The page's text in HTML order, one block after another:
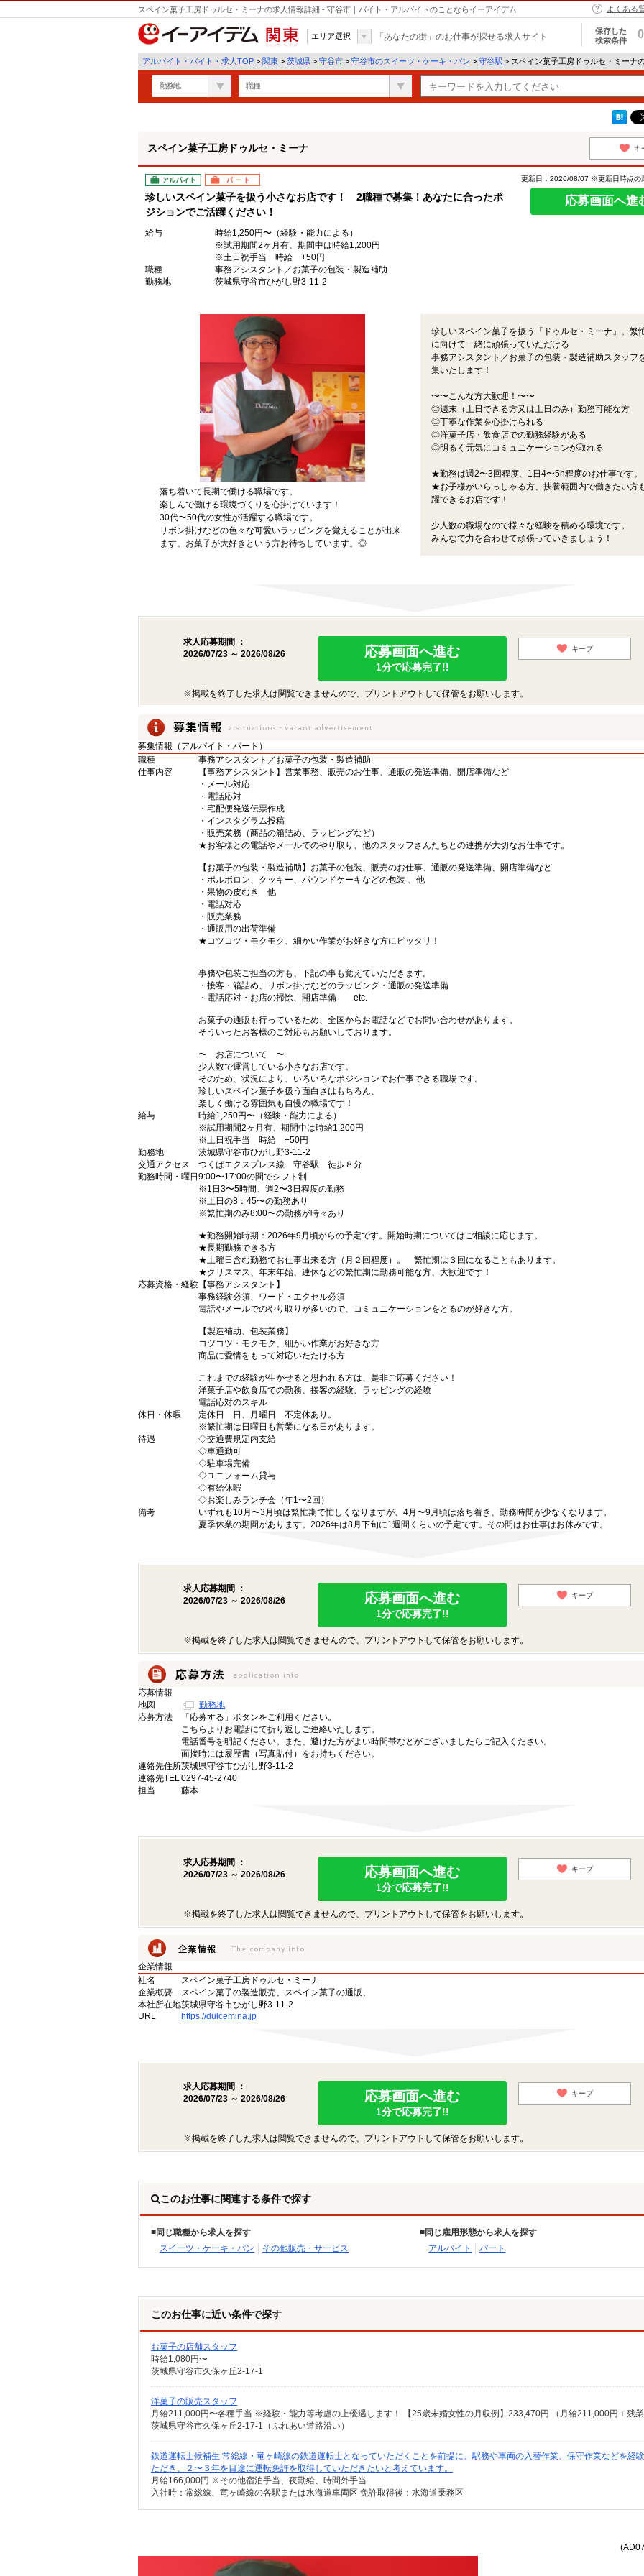
スペイン菓子工房ドゥルセ・ミーナの求人情報詳細 - 守谷市｜バイト・アルバイトのことならイーアイデム よくある
関東
エリア選択 「あなたの街」のお仕事が探せる求人サイト
保存した
検索条件
0
アルバイト・バイト・求人TOP > 関東 > 茨城県 > 守谷市 > 守谷市のスイーツ・ケーキ・パン > 守谷駅 > スペイン菓子工房ドゥルセ・ミーナ
勤務地 職種
スペイン菓子工房ドゥルセ・ミーナ キ
アルバイト パート
珍しいスペイン菓子を扱う小さなお店です！ 2職種で募集！あなたに合ったポ
ジションでご活躍ください！
更新日：2026/08/07 ※更新日時点の
応募画面へ進
給与
時給1,250円〜（経験・能力による）
※試用期間2ヶ月有、期間中は時給1,200円
※土日祝手当 時給 +50円
職種
事務アシスタント／お菓子の包装・製造補助
勤務地
茨城県守谷市ひがし野3-11-2
落ち着いて長期で働ける職場です。
楽しんで働ける環境づくりを心掛けています！
30代〜50代の女性が活躍する職場です。
リボン掛けなどの色々な可愛いラッピングを覚えることが出来
ます。お菓子が大好きという方お待ちしています。◎
珍しいスペイン菓子を扱う「ドゥルセ・ミーナ」。繁
に向けて一緒に頑張っていただける
事務アシスタント／お菓子の包装・製造補助スタッフ
集いたします！
〜〜こんな方大歓迎！〜〜
◎週末（土日できる方又は土日のみ）勤務可能な方
◎丁寧な作業を心掛けられる
◎洋菓子店・飲食店での勤務経験がある
◎明るく元気にコミュニケーションが取れる
★勤務は週2〜3回程度、1日4〜5h程度のお仕事です。
★お子様がいらっしゃる方、扶養範囲内で働きたい方
躍できるお店です！
少人数の職場なので様々な経験を積める環境です。
みんなで力を合わせて頑張っていきましょう！
求人応募期間 ：
2026/07/23 ～ 2026/08/26
応募画面へ進む
1分で応募完了!!
キープ
※掲載を終了した求人は閲覧できませんので、プリントアウトして保管をお願いします。
募集情報（アルバイト・パート）
職種
事務アシスタント／お菓子の包装・製造補助
仕事内容
【事務アシスタント】営業事務、販売のお仕事、通販の発送準備、開店準備など
・メール対応
・電話応対
・宅配便発送伝票作成
・インスタグラム投稿
・販売業務（商品の箱詰め、ラッピングなど）
★お客様との電話やメールでのやり取り、他のスタッフさんたちとの連携が大切なお仕事です。
【お菓子の包装・製造補助】お菓子の包装、販売のお仕事、通販の発送準備、開店準備など
・ポルボロン、クッキー、パウンドケーキなどの包装 、他
・果物の皮むき 他
・電話対応
・販売業務
・通販用の出荷準備
★コツコツ・モクモク、細かい作業がお好きな方にピッタリ！
事務や包装ご担当の方も、下記の事も覚えていただきます。
・接客・箱詰め、リボン掛けなどのラッピング・通販の発送準備
・電話応対・お店の掃除、開店準備 etc.
お菓子の通販も行っているため、全国からお電話などでお問い合わせがあります。
そういったお客様のご対応もお願いしております。
〜 お店について 〜
少人数で運営している小さなお店です。
そのため、状況により、いろいろなポジションでお仕事できる職場です。
珍しいスペイン菓子を扱う面白さはもちろん、
楽しく働ける雰囲気も自慢の職場です！
給与
時給1,250円〜（経験・能力による）
※試用期間2ヶ月有、期間中は時給1,200円
※土日祝手当 時給 +50円
勤務地
茨城県守谷市ひがし野3-11-2
交通アクセス
つくばエクスプレス線 守谷駅 徒歩８分
勤務時間・曜日 9:00〜17:00の間でシフト制
※1日3〜5時間、週2〜3日程度の勤務
※土日の8：45〜の勤務あり
※繁忙期のみ8:00〜の勤務が時々あり
★勤務開始時期：2026年9月頃からの予定です。開始時期についてはご相談に応じます。
★長期勤務できる方
★土曜日含む勤務でお仕事出来る方（月２回程度）。 繁忙期は３回になることもあります。
★クリスマス、年末年始、連休などの繁忙期に勤務可能な方、大歓迎です！
応募資格・経験 【事務アシスタント】
事務経験必須、ワード・エクセル必須
電話やメールでのやり取りが多いので、コミュニケーションをとるのが好きな方。
【製造補助、包装業務】
コツコツ・モクモク、細かい作業がお好きな方
商品に愛情をもって対応いただける方
これまでの経験が生かせると思われる方は、是非ご応募ください！
洋菓子店や飲食店での勤務、接客の経験、ラッピングの経験
電話応対のスキル
休日・休暇
定休日 日、月曜日 不定休あり。
※繁忙期は日曜日も営業になる日があります。
待遇
◇交通費規定内支給
◇車通勤可
◇駐車場完備
◇ユニフォーム貸与
◇有給休暇
◇お楽しみランチ会（年1〜2回）
備考
いずれも10月〜3月頃は繁忙期で忙しくなりますが、4月〜9月頃は落ち着き、勤務時間が少なくなります。
夏季休業の期間があります。2026年は8月下旬に1週間くらいの予定です。その間はお仕事はお休みです。
求人応募期間 ：
2026/07/23 ～ 2026/08/26
応募画面へ進む
1分で応募完了!!
キープ
※掲載を終了した求人は閲覧できませんので、プリントアウトして保管をお願いします。
応募情報
地図
勤務地
応募方法
「応募する」ボタンをご利用ください。
こちらよりお電話にて折り返しご連絡いたします。
電話番号を明記ください。また、避けた方がよい時間帯などがございましたらご記入ください。
面接時には履歴書（写真貼付）をお持ちください。
連絡先住所茨城県守谷市ひがし野3-11-2
連絡先TEL0297-45-2740
担当
藤本
求人応募期間 ：
2026/07/23 ～ 2026/08/26
応募画面へ進む
1分で応募完了!!
キープ
※掲載を終了した求人は閲覧できませんので、プリントアウトして保管をお願いします。
企業情報
社名
スペイン菓子工房ドゥルセ・ミーナ
企業概要
スペイン菓子の製造販売、スペイン菓子の通販、
本社所在地茨城県守谷市ひがし野3-11-2
URL
https://dulcemina.jp
求人応募期間 ：
2026/07/23 ～ 2026/08/26
応募画面へ進む
1分で応募完了!!
キープ
※掲載を終了した求人は閲覧できませんので、プリントアウトして保管をお願いします。
このお仕事に関連する条件で探す
同じ職種から求人を探す
スイーツ・ケーキ・パン
その他販売・サービス
同じ雇用形態から求人を探す
アルバイト
パート
このお仕事に近い条件で探す
お菓子の店舗スタッフ
時給1,080円〜
茨城県守谷市久保ヶ丘2-17-1
洋菓子の販売スタッフ
茨城県守谷市久保ヶ丘2-17-1（ふれあい道路沿い）
鉄道運転士候補生 常総線・竜ヶ崎線の鉄道運転士となっていただくことを前提に、駅務や車両の入替作業、保守作業などを経
ただき、２〜３年を目途に運転免許を取得していただきたいと考えています。
月給166,000円 ※その他宿泊手当、夜勤給、時間外手当
入社時：常総線、竜ヶ崎線の各駅または水海道車両区 免許取得後：水海道乗務区